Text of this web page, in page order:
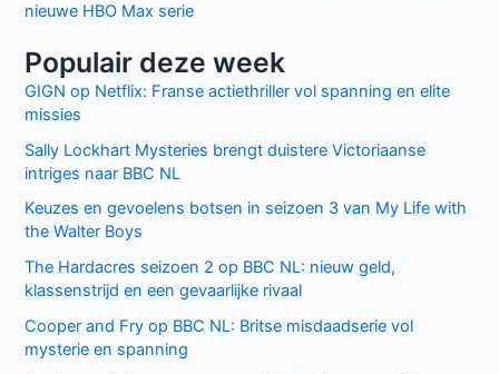
nieuwe HBO Max serie
Populair deze week
GIGN op Netflix: Franse actiethriller vol spanning en elite
missies
Sally Lockhart Mysteries brengt duistere Victoriaanse
intriges naar BBC NL
Keuzes en gevoelens botsen in seizoen 3 van My Life with
the Walter Boys
The Hardacres seizoen 2 op BBC NL: nieuw geld,
klassenstrijd en een gevaarlijke rivaal
Cooper and Fry op BBC NL: Britse misdaadserie vol
mysterie en spanning